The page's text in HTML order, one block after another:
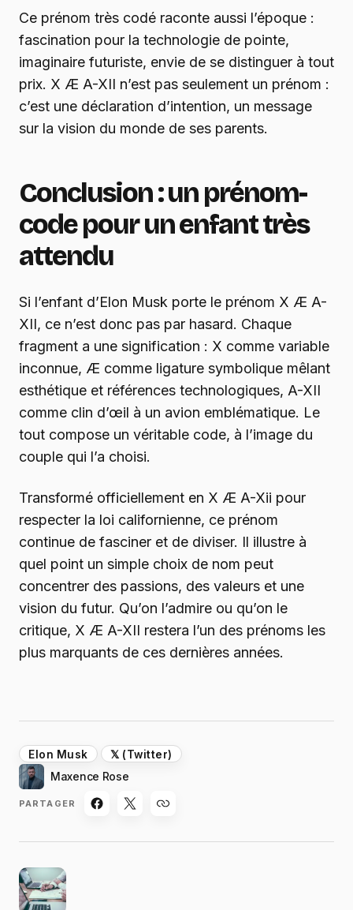
Ce prénom très codé raconte aussi l’époque :
fascination pour la technologie de pointe,
imaginaire futuriste, envie de se distinguer à tout
prix. X Æ A-XII n’est pas seulement un prénom :
c’est une déclaration d’intention, un message
sur la vision du monde de ses parents.
Conclusion : un prénom-
code pour un enfant très
attendu
Si l’enfant d’Elon Musk porte le prénom X Æ A-
XII, ce n’est donc pas par hasard. Chaque
fragment a une signification : X comme variable
inconnue, Æ comme ligature symbolique mêlant
esthétique et références technologiques, A-XII
comme clin d’œil à un avion emblématique. Le
tout compose un véritable code, à l’image du
couple qui l’a choisi.
Transformé officiellement en X Æ A-Xii pour
respecter la loi californienne, ce prénom
continue de fasciner et de diviser. Il illustre à
quel point un simple choix de nom peut
concentrer des passions, des valeurs et une
vision du futur. Qu’on l’admire ou qu’on le
critique, X Æ A-XII restera l’un des prénoms les
plus marquants de ces dernières années.
Elon Musk 𝕏 (Twitter)
Maxence Rose
PARTAGER